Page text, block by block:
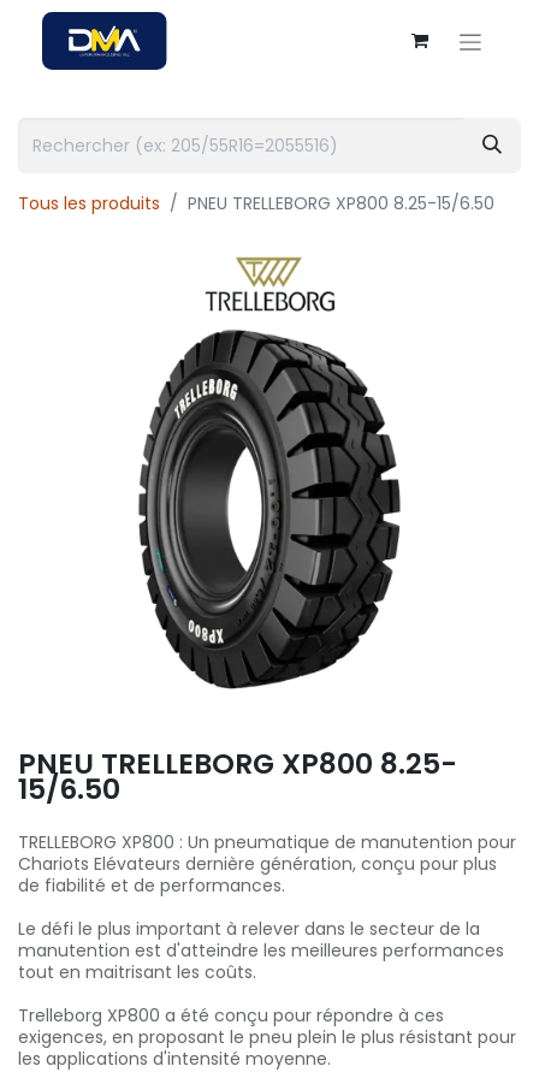
Tous les produits PNEU TRELLEBORG XP800 8.25-15/6.50
PNEU TRELLEBORG XP800 8.25-
15/6.50
TRELLEBORG XP800 : Un pneumatique de manutention pour
Chariots Elévateurs dernière génération, conçu pour plus
de fiabilité et de performances.
Le défi le plus important à relever dans le secteur de la
manutention est d'atteindre les meilleures performances
tout en maitrisant les coûts.
Trelleborg XP800 a été conçu pour répondre à ces
exigences, en proposant le pneu plein le plus résistant pour
les applications d'intensité moyenne.